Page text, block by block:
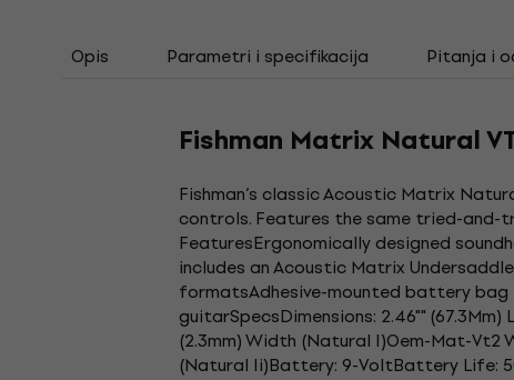
Opis Parametri i specifikacija Pitanja i
Fishman Matrix Natural
Fishman’s classic Acoustic Matrix
controls. Features the same tried-and-
FeaturesErgonomically designed
includes an Acoustic Matrix
formatsAdhesive-mounted battery
guitarSpecsDimensions: 2.46""
(2.3mm) Width (Natural I)Oem-Mat-Vt2
(Natural Ii)Battery: 9-VoltBattery Life: